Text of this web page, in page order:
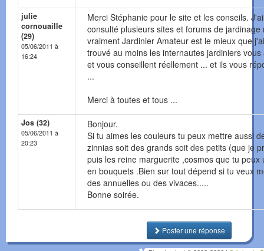
julie
cornouaille
(29)
05/06/2011 à
16:24
Merci Stéphanie pour le site et les conseils. J'ai
consulté plusieurs sites et forums de jardinage
vraiment Jardinier Amateur est le mieux que j'ai
trouvé au moins les internautes jardiniers vous
et vous conseillent réellement ... et ils vous
...
Merci à toutes et tous ...
Jos (32)
05/06/2011 à
20:23
Bonjour.
Si tu aimes les couleurs tu peux mettre aussi
zinnias soit des grands soit des petits (que je
puis les reine marguerite ,cosmos que tu peux
en bouquets .Bien sur tout dépend si tu veux
des annuelles ou des vivaces.....
Bonne soirée.
Poster une réponse